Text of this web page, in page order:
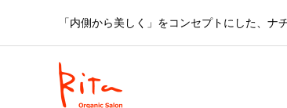
「内側から美しく」をコンセプトにした、ナ